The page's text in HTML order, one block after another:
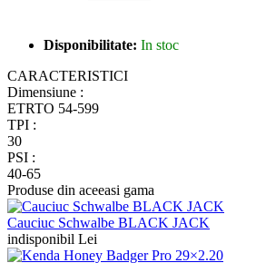
Disponibilitate: In stoc
CARACTERISTICI
Dimensiune :
ETRTO 54-599
TPI :
30
PSI :
40-65
Produse din aceeasi gama
Cauciuc Schwalbe BLACK JACK
indisponibil Lei